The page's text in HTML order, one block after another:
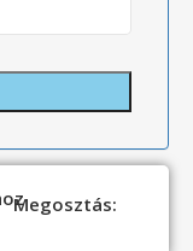
Megosztás: